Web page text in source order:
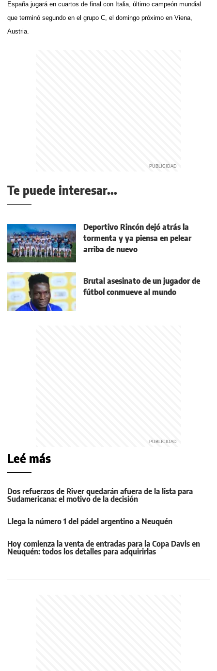
España jugará en cuartos de final con Italia, último campeón mundial
que terminó segundo en el grupo C, el domingo próximo en Viena,
Austria.
Te puede interesar...
Deportivo Rincón dejó atrás la
tormenta y ya piensa en pelear
arriba de nuevo
Brutal asesinato de un jugador de
fútbol conmueve al mundo
Leé más
Dos refuerzos de River quedarán afuera de la lista para
Sudamericana: el motivo de la decisión
Llega la número 1 del pádel argentino a Neuquén
Hoy comienza la venta de entradas para la Copa Davis en
Neuquén: todos los detalles para adquirirlas